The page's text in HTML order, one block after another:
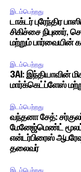
இடம்பெற்றது
டாக்டர் புரேந்திர
சிகிச்சை நிபுணர்,
மற்றும் பார்வையின்
இடம்பெற்றது
3AI: இந்தியாவின்
மார்க்கெட்ப்ளேஸ்
இடம்பெற்றது
வந்தனா சேத்:
மேனேஜ்மெண்ட்
என்டர்பிரைஸ்
தலைவர்
இடம்பெற்றது